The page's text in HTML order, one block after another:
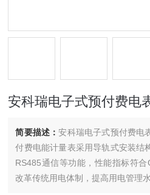
安科瑞电子式预付费电
简要描述：安科瑞电子式预付费电
付费电能计量表采用导轨式安装结
RS485通信等功能，性能指标符
改革传统用电体制，提高用电管理